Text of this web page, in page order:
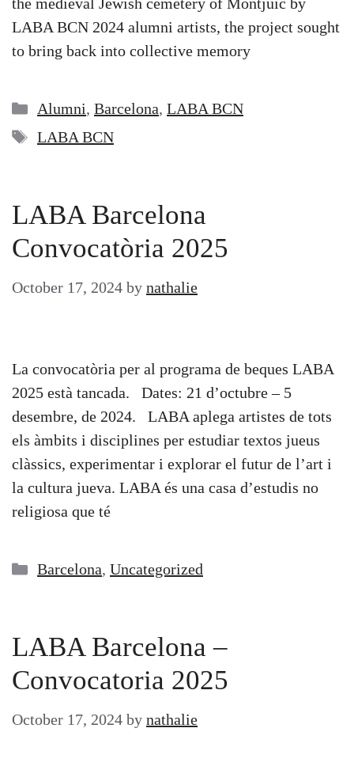
LABA BCN 2024 alumni artists, the project sought
to bring back into collective memory
Categories
Alumni, Barcelona, LABA BCN
Tags
LABA BCN
LABA Barcelona
Convocatòria 2025
October 17, 2024 by nathalie
La convocatòria per al programa de beques LABA
2025 està tancada. Dates: 21 d’octubre – 5
desembre, de 2024. LABA aplega artistes de tots
els àmbits i disciplines per estudiar textos jueus
clàssics, experimentar i explorar el futur de l’art i
la cultura jueva. LABA és una casa d’estudis no
religiosa que té
Categories
Barcelona, Uncategorized
LABA Barcelona –
Convocatoria 2025
October 17, 2024 by nathalie